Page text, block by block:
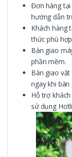
Đơn hàng tại
hướng dẫn
Khách hàng
thức phù
Bàn giao
phần mềm.
Bàn giao
ngay khi bàn
Hỗ trợ
sử dụng